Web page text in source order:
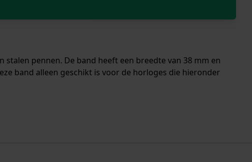
pennen. De band heeft een breedte van 38 mm en
band alleen geschikt is voor de horloges die hieronder